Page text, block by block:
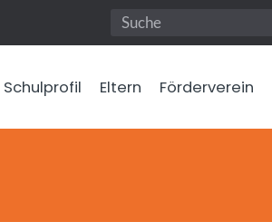
Schulprofil Eltern Förderverein